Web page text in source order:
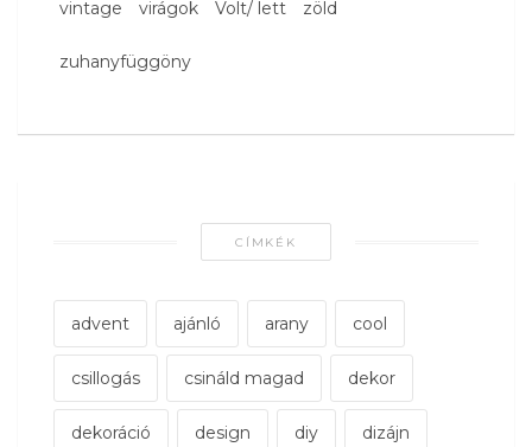
vintage virágok Volt/ lett zöld
zuhanyfüggöny
CÍMKÉK
advent ajánló arany cool
csillogás csináld magad dekor
dekoráció design diy dizájn